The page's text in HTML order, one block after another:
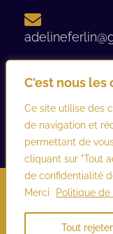
C'est nous les
Ce site utilise des
de navigation et
permettant de
cliquant sur "Tout
de confidentialité
Merci
Politique
Tout rejeter
Conditions